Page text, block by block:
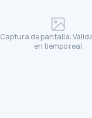
Captura de pantalla:
en tiempo real